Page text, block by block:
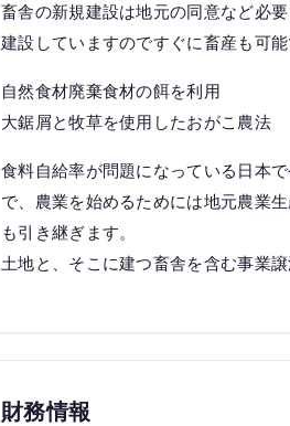
畜舎の新規建設は地元の同意など必
建設していますのですぐに畜産も可能
自然食材廃棄食材の餌を利用
大鋸屑と牧草を使用したおがこ農法
食料自給率が問題になっている日本
で、農業を始めるためには地元農業
も引き継ぎます。
土地と、そこに建つ畜舎を含む事業譲
財務情報